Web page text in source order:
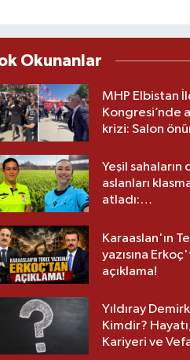
Okunanlar
MHP Elbistan
Kongresi’nde
krizi: Salon
Yeşil sahaların
aslanları
atladı:
üst lige iki
Karaaslan'ın
yazısına
açıklama!
Yıldıray
Kimdir?
Kariyeri ve